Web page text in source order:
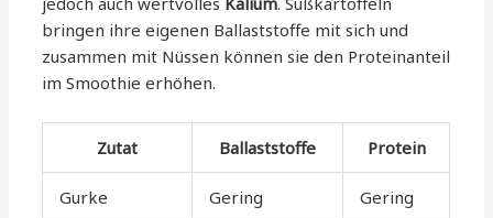
bringen ihre eigenen Ballaststoffe mit sich und
zusammen mit Nüssen können sie den Proteinanteil
im Smoothie erhöhen.
Zutat Ballaststoffe Protein
Gurke Gering Gering